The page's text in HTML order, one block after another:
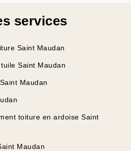
services
Saint Maudan
Saint Maudan
Maudan
toiture en ardoise Saint
Maudan